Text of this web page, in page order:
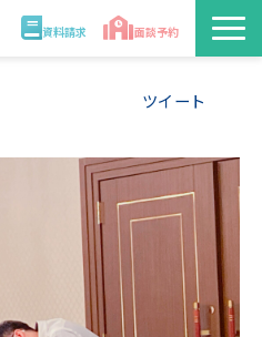
資料請求 面談予約
ツイート